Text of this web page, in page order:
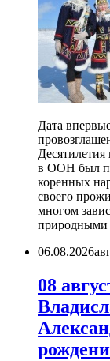
Дата
в ООН был
коренных
своего
многом
природными
06.08.2026
08